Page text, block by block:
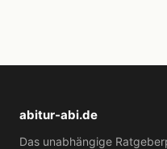
abitur-abi.de
Das unabhängige